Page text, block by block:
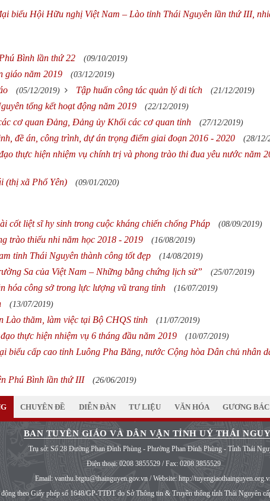
biểu Hội Hữu nghị Việt Nam – Lào tỉnh Thái Nguyên lần thứ III,
Bình lần thứ 22 (09/10/2019)
giáo năm 2019 (03/12/2019)
(05/12/2019) Tập huấn công tác quản lý di tích (21/12/2019)
tổng kết hoạt động năm 2019 (22/12/2019)
cơ quan Đảng, Đảng ủy Khối các cơ quan tỉnh (27/12/2019)
đề án, công trình, dự án trọng điểm giai đoạn 2016 - 2020 (28/12/
thực hiện nhiệm vụ chính trị và phong trào thi đua yêu nước năm
(thị xã Phổ Yên) (09/01/2020)
cốt liệt sĩ hy sinh trong cuộc kháng chiến chống Pháp (08/09/2019)
trào thiếu nhi năm học 2018 - 2019 (16/08/2019)
tỉnh Thái Nguyên thành công tốt đẹp (14/08/2019)
Sa của Việt Nam – Những bằng chứng lịch sử” (25/07/2019)
hóa công sở trong lực lượng vũ trang tỉnh (16/07/2019)
(13/07/2019)
Lào thăm, làm việc tại Bộ CHQS tỉnh (11/07/2019)
thực hiện nhiệm vụ 6 tháng đầu năm 2019 (10/07/2019)
biểu cấp cao tỉnh Luông Pha Băng, nước Cộng hòa Dân chủ nhân
Phú Bình lần thứ III (26/06/2019)
CHUYÊN ĐỀ DIỄN ĐÀN TƯ LIỆU VĂN HÓA GƯƠNG BÁC
BAN TUYÊN GIÁO VÀ DÂN VẬN TỈNH UỶ THÁI
Trụ sở: Số 28 Đường Phan Đình Phùng - Phường Phan Đình Phùng - Tỉnh Thái
Điện thoại: 0208 3855529 / Fax: 0208 3855529
Email: vanthu.btgtu@thainguyen.gov.vn / Website: http://
theo Giấy phép số 1648/GP-TTĐT do Sở Thông tin & Truyền thông tỉnh Thái Nguyên